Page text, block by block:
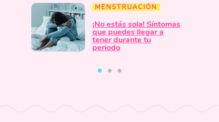
MENSTRUACIÓN
¡No estás sola! Síntomas
que puedes llegar a
tener durante tu
periodo